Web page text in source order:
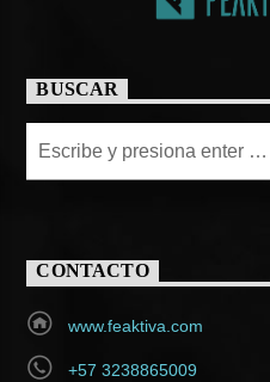
BUSCAR
CONTACTO
www.feaktiva.com
+57 3238865009